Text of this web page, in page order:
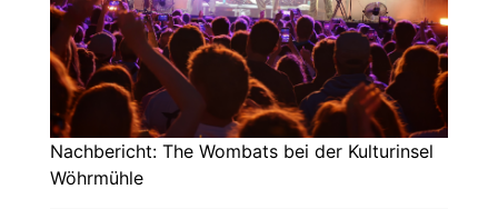
Nachbericht: The Wombats bei der Kulturinsel
Wöhrmühle